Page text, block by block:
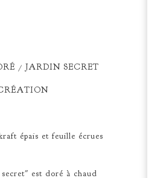
/ JARDIN SECRET
épais et feuille écrues
est doré à chaud